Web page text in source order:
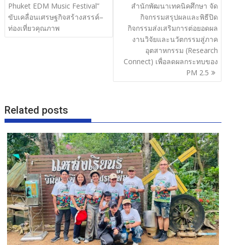
k
Phuket EDM Music Festival”
ขับเคลื่อนเศรษฐกิจสร้างสรรค์–
ท่องเที่ยวคุณภาพ
สำนักพัฒนาเทคนิคศึกษา จัด
กิจกรรมสรุปผลและพิธีปิด
กิจกรรมส่งเสริมการต่อยอดผล
งานวิจัยและนวัตกรรมสู่ภาค
อุตสาหกรรม (Research
Connect) เพื่อลดผลกระทบของ
PM 2.5
Related posts